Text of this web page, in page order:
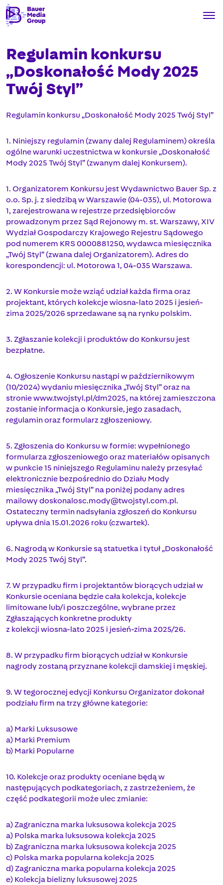
Regulamin konkursu
„Doskonałość Mody 2025
Twój Styl”
Regulamin konkursu „Doskonałość Mody 2025 Twój Styl”
1. Niniejszy regulamin (zwany dalej Regulaminem) określa
ogólne warunki uczestnictwa w konkursie „Doskonałość
Mody 2025 Twój Styl” (zwanym dalej Konkursem).
1. Organizatorem Konkursu jest Wydawnictwo Bauer Sp. z
o.o. Sp. j. z siedzibą w Warszawie (04-035), ul. Motorowa
1, zarejestrowana w rejestrze przedsiębiorców
prowadzonym przez Sąd Rejonowy m. st. Warszawy, XIV
Wydział Gospodarczy Krajowego Rejestru Sądowego
pod numerem KRS 0000881250, wydawca miesięcznika
„Twój Styl” (zwana dalej Organizatorem). Adres do
korespondencji: ul. Motorowa 1, 04-035 Warszawa.
2. W Konkursie może wziąć udział każda firma oraz
projektant, których kolekcje wiosna-lato 2025 i jesień-
zima 2025/2026 sprzedawane są na rynku polskim.
3. Zgłaszanie kolekcji i produktów do Konkursu jest
bezpłatne.
4. Ogłoszenie Konkursu nastąpi w październikowym
(10/2024) wydaniu miesięcznika „Twój Styl” oraz na
stronie www.twojstyl.pl/dm2025, na której zamieszczona
zostanie informacja o Konkursie, jego zasadach,
regulamin oraz formularz zgłoszeniowy.
5. Zgłoszenia do Konkursu w formie: wypełnionego
formularza zgłoszeniowego oraz materiałów opisanych
w punkcie 15 niniejszego Regulaminu należy przesyłać
elektronicznie bezpośrednio do Działu Mody
miesięcznika „Twój Styl” na poniżej podany adres
mailowydoskonalosc.mody@twojstyl.com.pl.
Ostateczny termin nadsyłania zgłoszeń do Konkursu
upływa dnia 15.01.2026 roku (czwartek).
6. Nagrodą w Konkursie są statuetka i tytuł „Doskonałość
Mody 2025 Twój Styl”.
7. W przypadku firm i projektantów biorących udział w
Konkursie oceniana będzie cała kolekcja, kolekcje
limitowane lub/i poszczególne, wybrane przez
Zgłaszających konkretne produkty
z kolekcji wiosna-lato 2025 i jesień-zima 2025/26.
8. W przypadku firm biorących udział w Konkursie
nagrody zostaną przyznane kolekcji damskiej i męskiej.
9. W tegorocznej edycji Konkursu Organizator dokonał
podziału firm na trzy główne kategorie:
a) Marki Luksusowe
a) Marki Premium
b) Marki Popularne
10. Kolekcje oraz produkty oceniane będą w
następujących podkategoriach, z zastrzeżeniem, że
część podkategorii może ulec zmianie:
a) Zagraniczna marka luksusowa kolekcja 2025
a) Polska marka luksusowa kolekcja 2025
b) Zagraniczna marka luksusowa kolekcja 2025
c) Polska marka popularna kolekcja 2025
d) Zagraniczna marka popularna kolekcja 2025
e) Kolekcja bielizny luksusowej 2025